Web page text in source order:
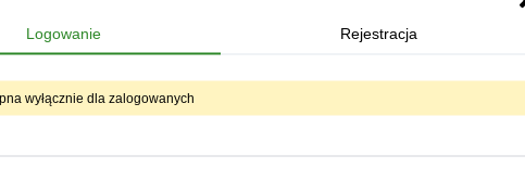
Sprawdź BR Plus
Logowanie Rejestracja
wyłącznie dla zalogowanych